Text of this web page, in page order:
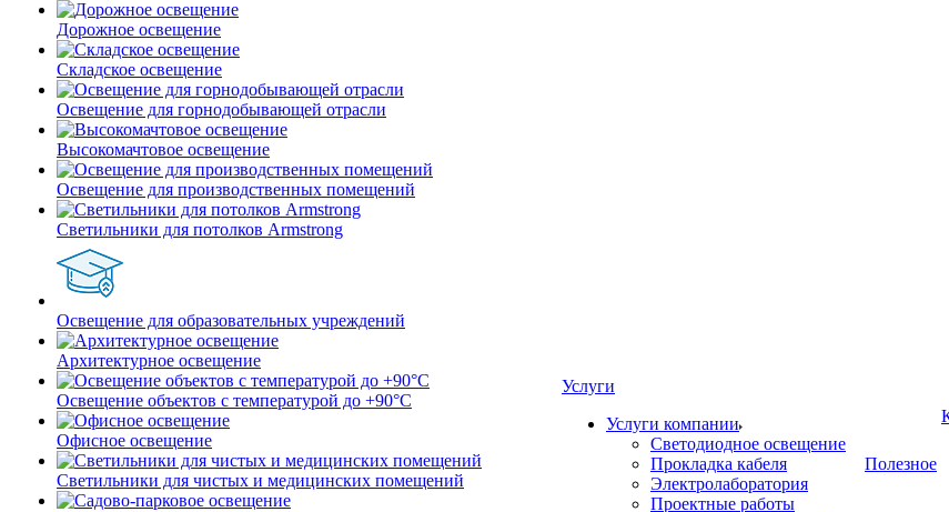
Дорожное освещение
Складское освещение
Освещение для горнодобывающей отрасли
Высокомачтовое освещение
Освещение для производственных помещений
Светильники для потолков Armstrong
Освещение для образовательных учреждений
Архитектурное освещение
Освещение объектов с температурой до +90°С
Офисное освещение
Светильники для чистых и медицинских помещений
Услуги
Услуги компании
Светодиодное освещение
Прокладка кабеля
Электролаборатория
Проектные работы
Полезное